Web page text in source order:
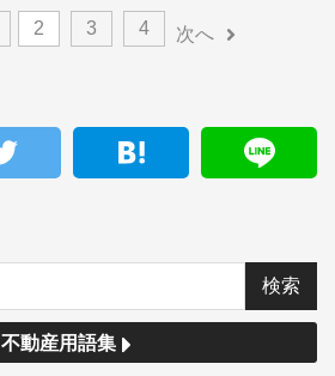
2 3 4 次へ
不動産用語集